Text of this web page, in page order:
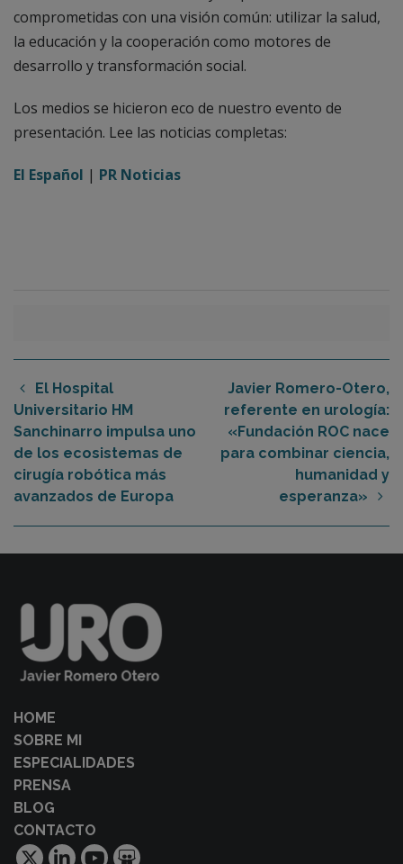
comprometidas con una visión común: utilizar la salud,
la educación y la cooperación como motores de
desarrollo y transformación social.
Los medios se hicieron eco de nuestro evento de
presentación. Lee las noticias completas:
El Español | PR Noticias
El Hospital
Universitario HM
Sanchinarro impulsa uno
de los ecosistemas de
cirugía robótica más
avanzados de Europa
Javier Romero-Otero,
referente en urología:
«Fundación ROC nace
para combinar ciencia,
humanidad y
esperanza»
HOME
SOBRE MI
ESPECIALIDADES
PRENSA
BLOG
CONTACTO